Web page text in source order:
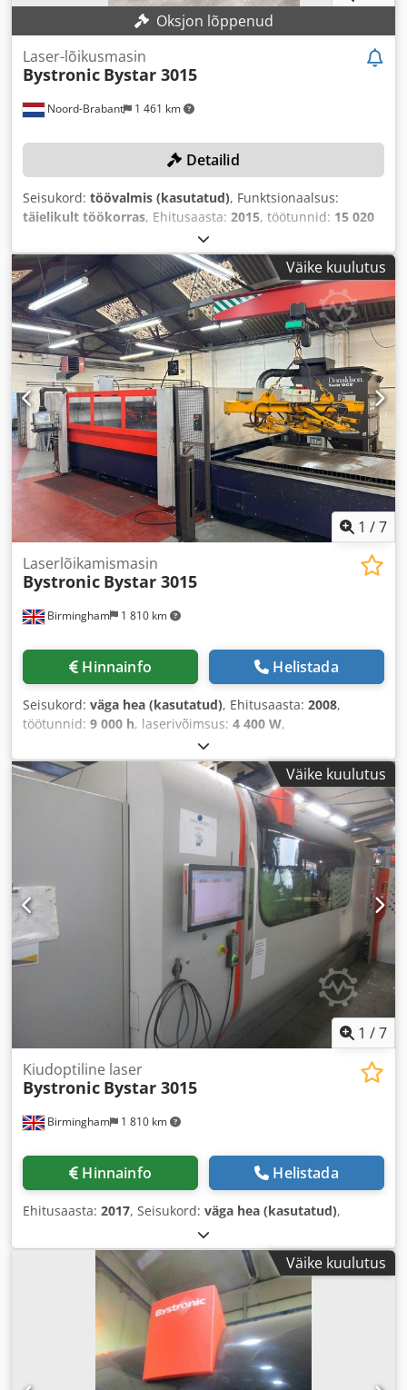
Oksjon lõppenud
Noord-Brabant 1 461 km
Laser-lõikusmasin
Bystronic Bystar 3015
Detailid
Seisukord: töövalmis (kasutatud), Funktsionaalsus:
täielikult töökorras, Ehitusaasta: 2015, töötunnid: 15 020
R1519130
(maks.):20 mm, roostevaba terase lehe paksus (maks.):20
mm, X-telje liikumisteekond:3 000 mm, Varustus:
jahutusüksus, tolmu eraldamine,
Väike kuulutus
1 /7
Birmingham 1 810 km
Laserlõikamismasin
Bystronic Bystar 3015
Hinnainfo Helistada
Seisukord: väga hea (kasutatud), Ehitusaasta: 2008,
töötunnid: 9 000 h, laserivõimsus: 4 400 W,
Väike kuulutus
1 /7
Birmingham 1 810 km
Kiudoptiline laser
Bystronic Bystar 3015
Hinnainfo Helistada
Ehitusaasta: 2017, Seisukord: väga hea (kasutatud),
Väike kuulutus